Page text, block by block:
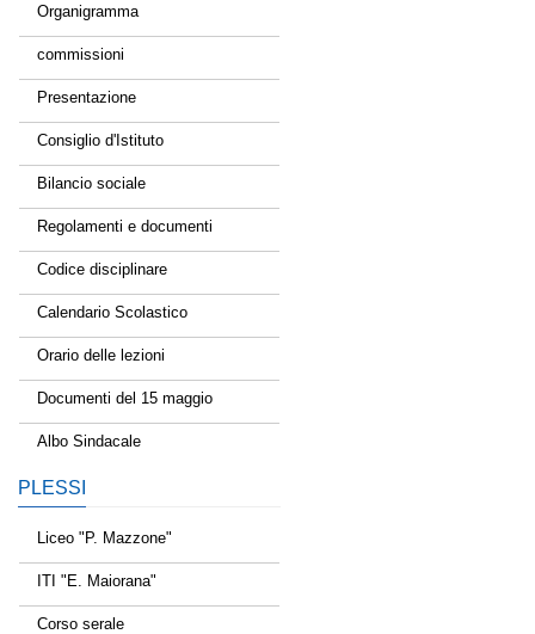
Organigramma
commissioni
Presentazione
Consiglio d'Istituto
Bilancio sociale
Regolamenti e documenti
Codice disciplinare
Calendario Scolastico
Orario delle lezioni
Documenti del 15 maggio
Albo Sindacale
PLESSI
Liceo "P. Mazzone"
ITI "E. Maiorana"
Corso serale